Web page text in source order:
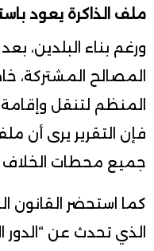
ملف الذاكرة يعود
ورغم بناء البلدين،
المنظم لتنقل
فإن التقرير يرى أن
جميع محطات الخلاف
الذي تحدث عن “الدور